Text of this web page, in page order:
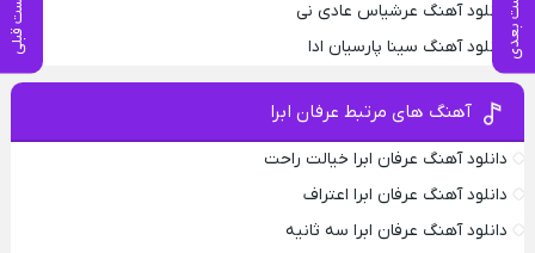
پست بعدی پست قبلی
دانلود آهنگ عرشیاس عادی نی
دانلود آهنگ سینا پارسیان ادا
آهنگ های مرتبط عرفان ابرا
دانلود آهنگ عرفان ابرا خیالت راحت
دانلود آهنگ عرفان ابرا اعتراف
دانلود آهنگ عرفان ابرا سه ثانیه